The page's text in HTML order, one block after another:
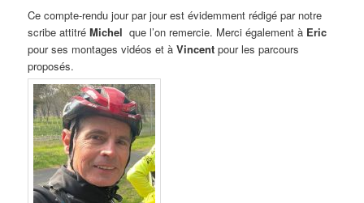
Ce compte-rendu jour par jour est évidemment rédigé par notre
scribe attitréMichel que l’on remercie. Merci également à Eric
pour ses montages vidéos et àVincent pour les parcours
proposés.